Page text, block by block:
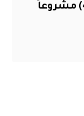
الداخلية: إجراء تحقيق قضائي في (433) مشروعاً